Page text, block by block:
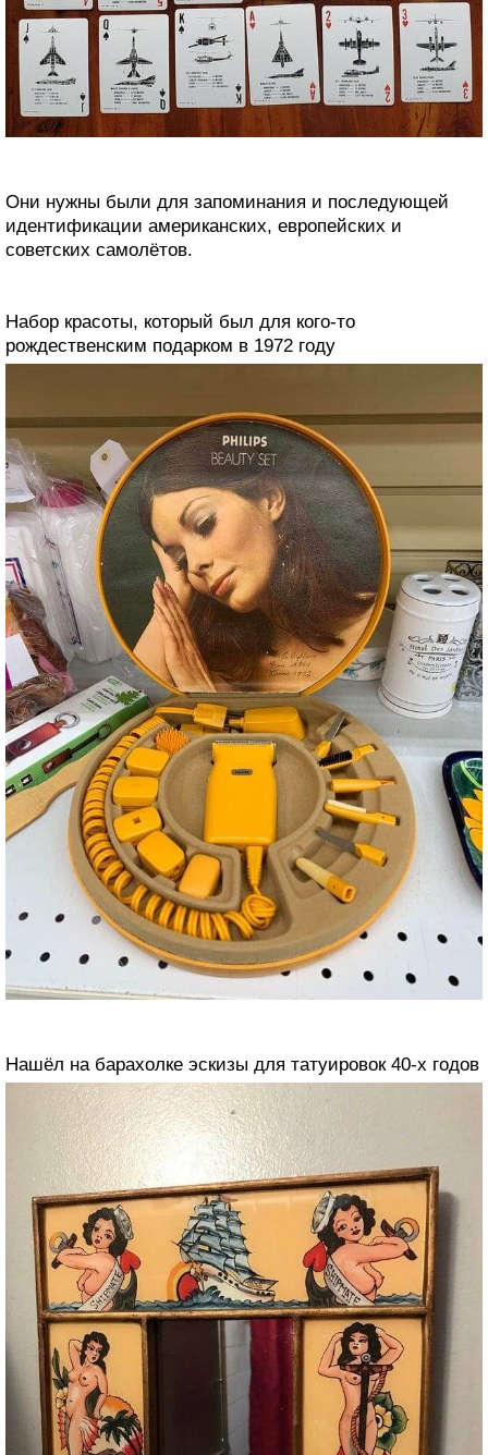
Они нужны были для запоминания и последующей
идентификации американских, европейских и
советских самолётов.
Набор красоты, который был для кого-то
рождественским подарком в 1972 году
Нашёл на барахолке эскизы для татуировок 40-х годов